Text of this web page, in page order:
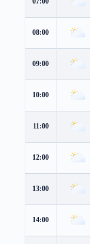
08:00
09:00
10:00
11:00
12:00
13:00
14:00